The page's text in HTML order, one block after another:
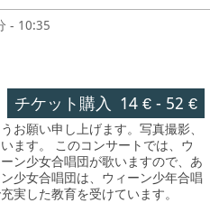
- 10:35
チケット購入 14 €- 52 €
お願い申し上げます。写真撮影、
ます。 このコンサートでは、ウ
ン少女合唱団が歌いますので、あ
少女合唱団は、ウィーン少年合唱
実した教育を受けています。